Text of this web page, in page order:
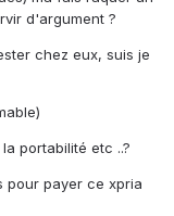
d'argument ?
chez eux, suis je
portabilité etc ..?
pour payer ce xpria